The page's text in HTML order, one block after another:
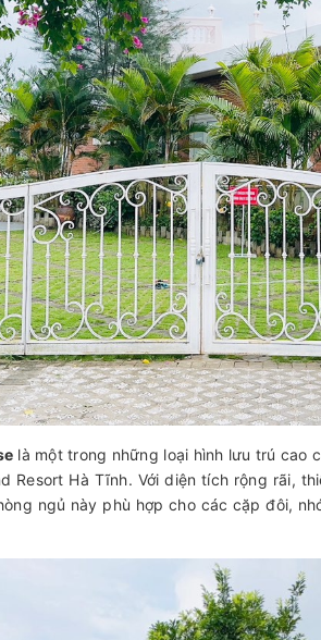
là một trong những loại hình lưu trú cao
Resort Hà Tĩnh. Với diện tích rộng rãi,
ngủ này phù hợp cho các cặp đôi,